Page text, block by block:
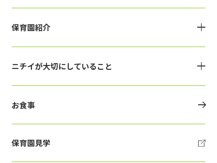
保育園紹介
ニチイが大切にしていること
お食事
保育園見学